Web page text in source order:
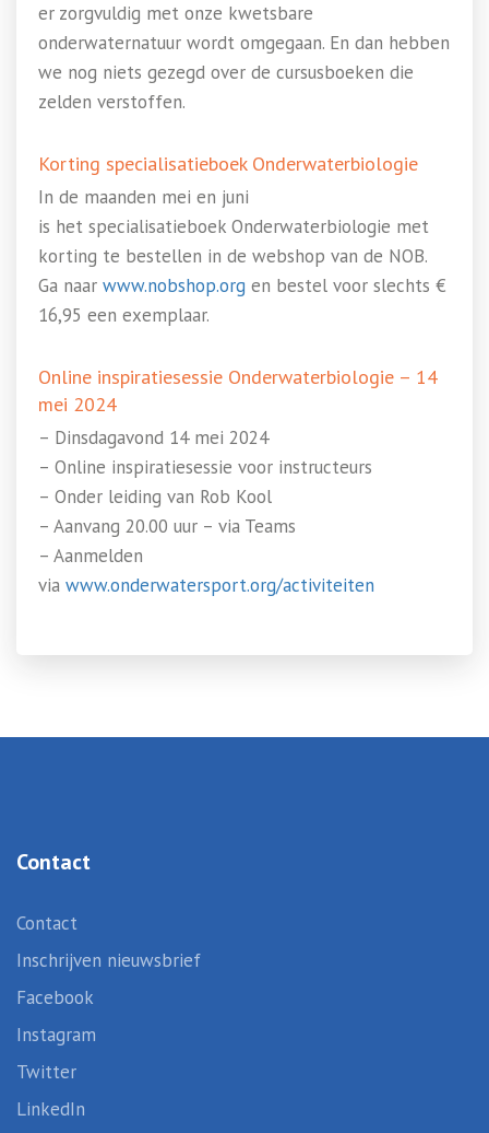
er zorgvuldig met onze kwetsbare
onderwaternatuur wordt omgegaan. En dan hebben
we nog niets gezegd over de cursusboeken die
zelden verstoffen.
Korting specialisatieboek Onderwaterbiologie
In de maanden mei en juni
is het specialisatieboek Onderwaterbiologie met
korting te bestellen in de webshop van de NOB.
Ga naar www.nobshop.org en bestel voor slechts €
16,95 een exemplaar.
Online inspiratiesessie Onderwaterbiologie – 14
mei 2024
– Dinsdagavond 14 mei 2024
– Online inspiratiesessie voor instructeurs
– Onder leiding van Rob Kool
– Aanvang 20.00 uur – via Teams
– Aanmelden
via www.onderwatersport.org/activiteiten
Contact
Contact
Inschrijven nieuwsbrief
Facebook
Instagram
Twitter
LinkedIn